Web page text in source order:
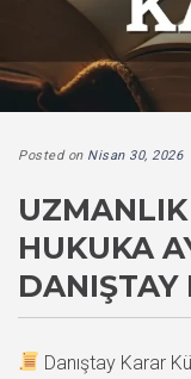
Posted on Nisan 30, 2026
HUKUKA
DANIŞTAY
Danıştay Karar